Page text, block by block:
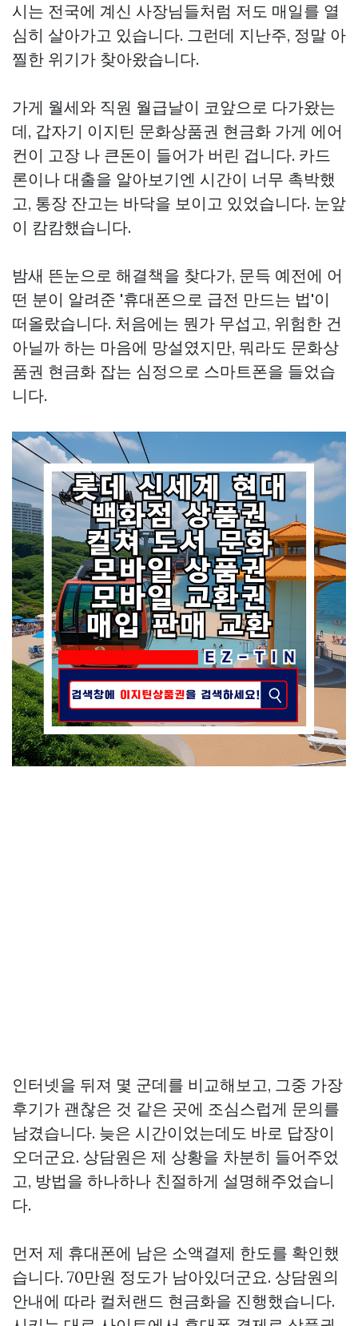
시는 전국에 계신 사장님들처럼 저도 매일를 열
심히 살아가고 있습니다. 그런데 지난주, 정말 아
찔한 위기가 찾아왔습니다.
가게 월세와 직원 월급날이 코앞으로 다가왔는
데, 갑자기 이지틴 문화상품권 현금화 가게 에어
컨이 고장 나 큰돈이 들어가 버린 겁니다. 카드
론이나 대출을 알아보기엔 시간이 너무 촉박했
고, 통장 잔고는 바닥을 보이고 있었습니다. 눈앞
이 캄캄했습니다.
밤새 뜬눈으로 해결책을 찾다가, 문득 예전에 어
떤 분이 알려준 '휴대폰으로 급전 만드는 법'이
떠올랐습니다. 처음에는 뭔가 무섭고, 위험한 건
아닐까 하는 마음에 망설였지만, 뭐라도 문화상
품권 현금화 잡는 심정으로 스마트폰을 들었습
니다.
인터넷을 뒤져 몇 군데를 비교해보고, 그중 가장
후기가 괜찮은 것 같은 곳에 조심스럽게 문의를
남겼습니다. 늦은 시간이었는데도 바로 답장이
오더군요. 상담원은 제 상황을 차분히 들어주었
고, 방법을 하나하나 친절하게 설명해주었습니
다.
먼저 제 휴대폰에 남은 소액결제 한도를 확인했
습니다. 70만원 정도가 남아있더군요. 상담원의
안내에 따라 컬처랜드 현금화을 진행했습니다.